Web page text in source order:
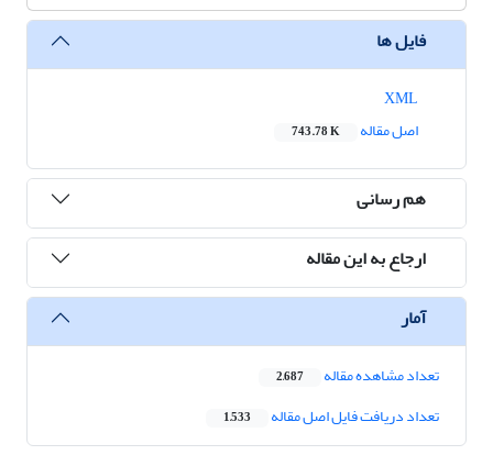
فایل ها
اصل مقاله
743.78 K
هم رسانی
ارجاع به این مقاله
آمار
تعداد مشاهده مقاله 2,687
تعداد دریافت فایل اصل مقاله 1,533